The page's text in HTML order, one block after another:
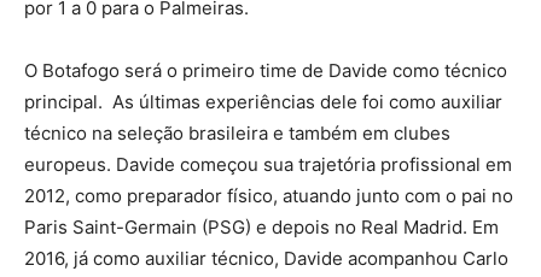
por 1 a 0 para o Palmeiras.
O Botafogo será o primeiro time de Davide como técnico
principal. As últimas experiências dele foi como auxiliar
técnico na seleção brasileira e também em clubes
europeus. Davide começou sua trajetória profissional em
2012, como preparador físico, atuando junto com o pai no
Paris Saint-Germain (PSG) e depois no Real Madrid. Em
2016, já como auxiliar técnico, Davide acompanhou Carlo